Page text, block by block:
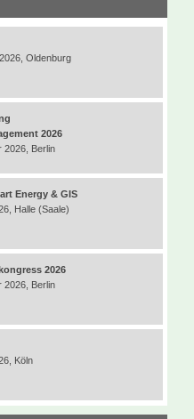
Oldenburg
2026
2026, Berlin
Energy & GIS
Halle (Saale)
2026
2026, Berlin
Köln